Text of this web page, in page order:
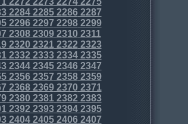
2284228522862287
22962297 22982299
2308230923102311
232023212322 2323
2332 233323342335
2344234523462347
23562357 23582359
2368236923702371
238023812382 2383
2392 239323942395
2404240524062407